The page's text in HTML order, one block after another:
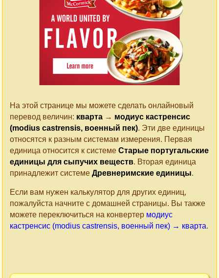
На этой странице мы можете сделать онлайновый
перевод величин: кварта → модиус кастренсис
(modius castrensis, военный пек). Эти две единицы
относятся к разным системам измерения. Первая
единица относится к системе Старые португальские
единицы для сыпучих веществ. Вторая единица
принадлежит системе Древнеримские единицы.
Если вам нужен калькулятор для других единиц,
пожалуйста начните с домашней страницы. Вы также
можете переключиться на конвертер модиус
кастренсис (modius castrensis, военный пек) → кварта.